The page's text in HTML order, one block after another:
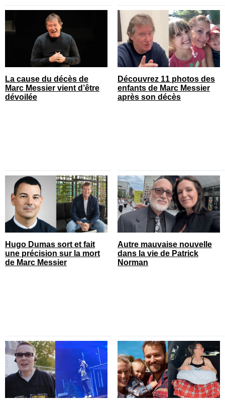
La cause du décès de
Marc Messier vient d’être
dévoilée
Découvrez 11 photos des
enfants de Marc Messier
après son décès
Hugo Dumas sort et fait
une précision sur la mort
de Marc Messier
Autre mauvaise nouvelle
dans la vie de Patrick
Norman